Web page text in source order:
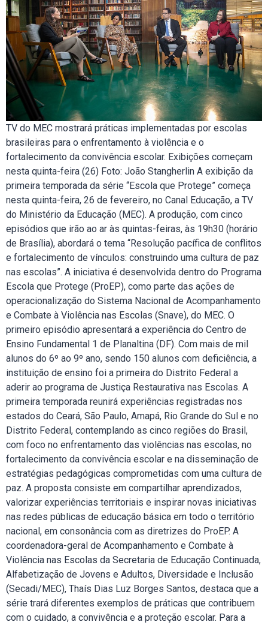
TV do MEC mostrará práticas implementadas por escolas
brasileiras para o enfrentamento à violência e o
fortalecimento da convivência escolar. Exibições começam
nesta quinta-feira (26) Foto: João Stangherlin A exibição da
primeira temporada da série “Escola que Protege” começa
nesta quinta-feira, 26 de fevereiro, no Canal Educação, a TV
do Ministério da Educação (MEC). A produção, com cinco
episódios que irão ao ar às quintas-feiras, às 19h30 (horário
de Brasília), abordará o tema “Resolução pacífica de conflitos
e fortalecimento de vínculos: construindo uma cultura de paz
nas escolas”. A iniciativa é desenvolvida dentro do Programa
Escola que Protege (ProEP), como parte das ações de
operacionalização do Sistema Nacional de Acompanhamento
e Combate à Violência nas Escolas (Snave), do MEC. O
primeiro episódio apresentará a experiência do Centro de
Ensino Fundamental 1 de Planaltina (DF). Com mais de mil
alunos do 6º ao 9º ano, sendo 150 alunos com deficiência, a
instituição de ensino foi a primeira do Distrito Federal a
aderir ao programa de Justiça Restaurativa nas Escolas. A
primeira temporada reunirá experiências registradas nos
estados do Ceará, São Paulo, Amapá, Rio Grande do Sul e no
Distrito Federal, contemplando as cinco regiões do Brasil,
com foco no enfrentamento das violências nas escolas, no
fortalecimento da convivência escolar e na disseminação de
estratégias pedagógicas comprometidas com uma cultura de
paz. A proposta consiste em compartilhar aprendizados,
valorizar experiências territoriais e inspirar novas iniciativas
nas redes públicas de educação básica em todo o território
nacional, em consonância com as diretrizes do ProEP. A
coordenadora-geral de Acompanhamento e Combate à
Violência nas Escolas da Secretaria de Educação Continuada,
Alfabetização de Jovens e Adultos, Diversidade e Inclusão
(Secadi/MEC), Thaís Dias Luz Borges Santos, destaca que a
série trará diferentes exemplos de práticas que contribuem
com o cuidado, a convivência e a proteção escolar. Para a